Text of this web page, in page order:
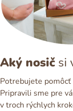
Aký nosič si
Potrebujete pomôcť
Pripravili sme pre
v troch rýchlych